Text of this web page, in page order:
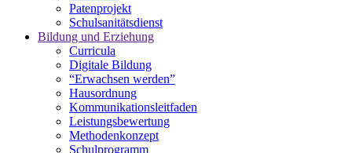
Patenprojekt
Schulsanitätsdienst
Bildung und Erziehung
Curricula
Digitale Bildung
“Erwachsen werden”
Hausordnung
Kommunikationsleitfaden
Leistungsbewertung
Methodenkonzept
Schulprogramm